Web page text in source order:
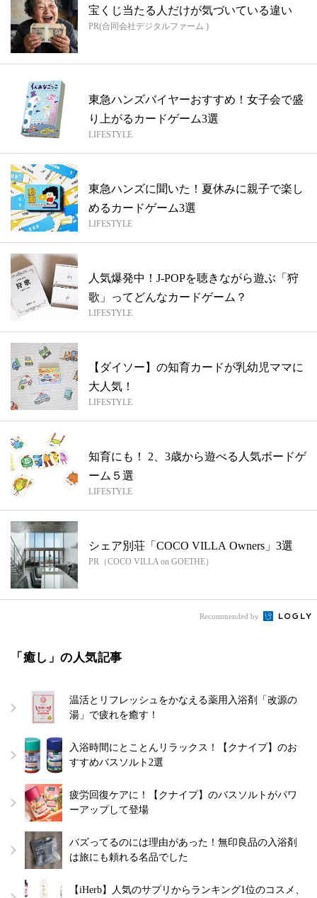
宝くじ当たる人だけが気づいている違い
PR(合同会社デジタルファーム )
東急ハンズバイヤーおすすめ！女子会で盛
り上がるカードゲーム3選
LIFESTYLE
東急ハンズに聞いた！夏休みに親子で楽し
めるカードゲーム3選
LIFESTYLE
人気爆発中！J-POPを聴きながら遊ぶ「狩
歌」ってどんなカードゲーム？
LIFESTYLE
【ダイソー】の知育カードが乳幼児ママに
大人気！
LIFESTYLE
知育にも！ 2、3歳から遊べる人気ボードゲ
ーム５選
LIFESTYLE
シェア別荘「COCO VILLA Owners」3選
PR（COCO VILLA on GOETHE）
Recommended by
「癒し」の人気記事
温活とリフレッシュをかなえる薬用入浴剤「改源の
湯」で疲れを癒す！
入浴時間にとことんリラックス！【クナイプ】のお
すすめバスソルト2選
疲労回復ケアに！【クナイプ】のバスソルトがパワ
ーアップして登場
バズってるのには理由があった！無印良品の入浴剤
は旅にも頼れる名品でした
【iHerb】人気のサプリからランキング1位のコスメ、